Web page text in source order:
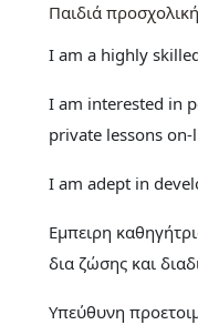
Παιδιά
I am a highly
I am interested in
private lessons
I am adept in
Εμπειρη
δια ζώσης και
Υπεύθυνη